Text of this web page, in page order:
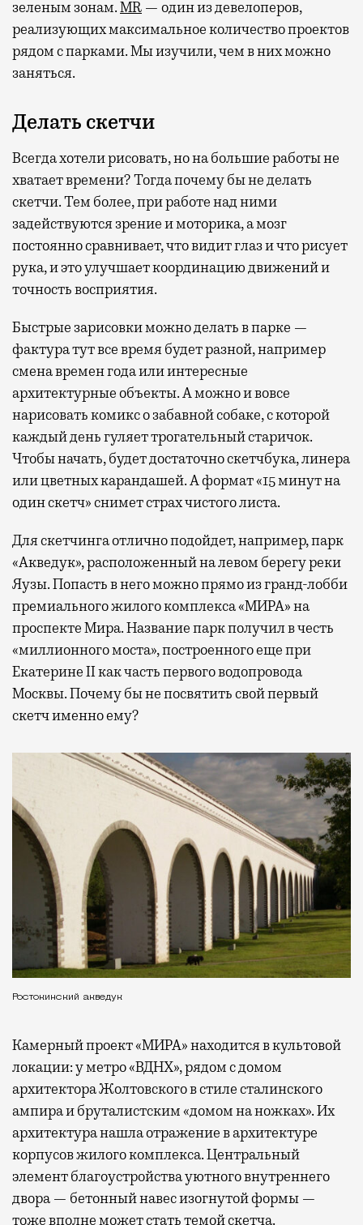
зеленым зонам.MR — один из девелоперов,
реализующих максимальное количество проектов
рядом с парками. Мы изучили, чем в них можно
заняться.
Делать скетчи
Всегда хотели рисовать, но на большие работы не
хватает времени? Тогда почему бы не делать
скетчи. Тем более, при работе над ними
задействуются зрение и моторика, а мозг
постоянно сравнивает, что видит глаз и что рисует
рука, и это улучшает координацию движений и
точность восприятия.
Быстрые зарисовки можно делать в парке —
фактура тут все время будет разной, например
смена времен года или интересные
архитектурные объекты. А можно и вовсе
нарисовать комикс о забавной собаке, с которой
каждый день гуляет трогательный старичок.
Чтобы начать, будет достаточно скетчбука, линера
или цветных карандашей. А формат «15 минут на
один скетч» снимет страх чистого листа.
Для скетчинга отлично подойдет, например, парк
«Акведук», расположенный на левом берегу реки
Яузы. Попасть в него можно прямо из гранд-лобби
премиального жилого комплекса «МИРА» на
проспекте Мира. Название парк получил в честь
«миллионного моста», построенного еще при
Екатерине II как часть первого водопровода
Москвы. Почему бы не посвятить свой первый
скетч именно ему?
Ростокинский акведук
Камерный проект «МИРА» находится в культовой
локации: у метро «ВДНХ», рядом с домом
архитектора Жолтовского в стиле сталинского
ампира и бруталистским «домом на ножках». Их
архитектура нашла отражение в архитектуре
корпусов жилого комплекса. Центральный
элемент благоустройства уютного внутреннего
двора — бетонный навес изогнутой формы —
тоже вполне может стать темой скетча.